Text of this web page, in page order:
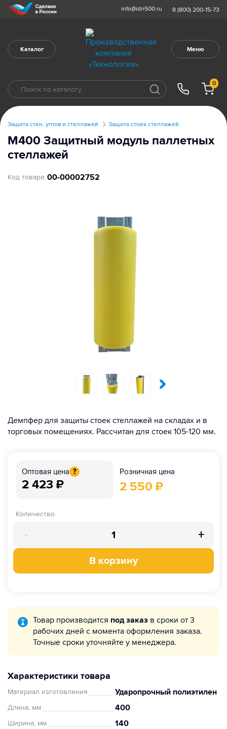
info@idn500.ru 8 (800) 200-15-73
Каталог Меню
0
Защита стен, углов и стеллажей Защита стоек стеллажей
М400 Защитный модуль паллетных
стеллажей
Код товара: 00-00002752
Демпфер для защиты стоек стеллажей на складах и в
торговых помещениях. Рассчитан для стоек 105-120 мм.
Оптовая цена ?
2 423 ₽
Розничная цена
2 550 ₽
Количество
- +
В корзину
Товар производится под заказ в сроки от 3
рабочих дней с момента оформления заказа.
Точные сроки уточняйте у менеджера.
Характеристики товара
Материал изготовления Ударопрочный полиэтилен
Длина, мм 400
Ширина, мм 140